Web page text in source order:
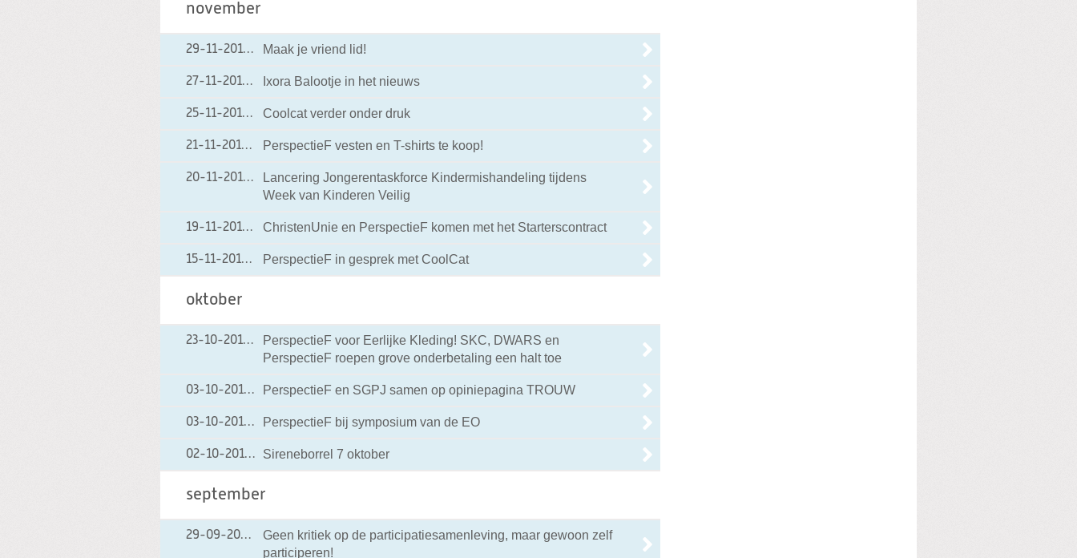
november
29-11-201329-11-2013 17:07
Maak je vriend lid!
27-11-201327-11-2013 19:29
Ixora Balootje in het nieuws
25-11-201325-11-2013 12:59
Coolcat verder onder druk
21-11-201321-11-2013 22:57
PerspectieF vesten en T-shirts te koop!
20-11-201320-11-2013 14:03
Lancering Jongerentaskforce Kindermishandeling tijdens
Week van Kinderen Veilig
19-11-201319-11-2013 11:39
ChristenUnie en PerspectieF komen met het Starterscontract
15-11-201315-11-2013 13:57
PerspectieF in gesprek met CoolCat
oktober
23-10-201323-10-2013 10:26
PerspectieF voor Eerlijke Kleding! SKC, DWARS en
PerspectieF roepen grove onderbetaling een halt toe
03-10-201303-10-2013 14:14
PerspectieF en SGPJ samen op opiniepagina TROUW
03-10-201303-10-2013 12:21
PerspectieF bij symposium van de EO
02-10-201302-10-2013 12:01
Sireneborrel 7 oktober
september
29-09-2013 29-09-2013 21:43
Geen kritiek op de participatiesamenleving, maar gewoon zelf
participeren!